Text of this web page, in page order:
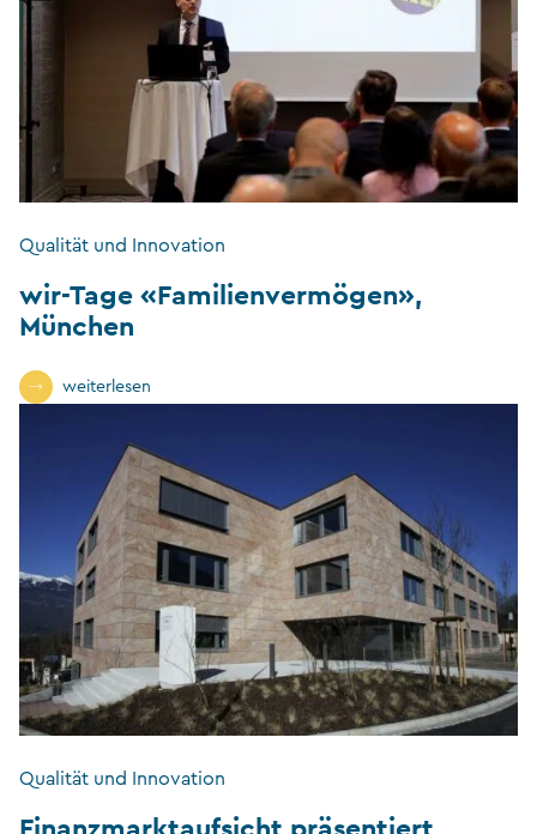
Qualität und Innovation
wir-Tage «Familienvermögen»,
München
weiterlesen
Qualität und Innovation